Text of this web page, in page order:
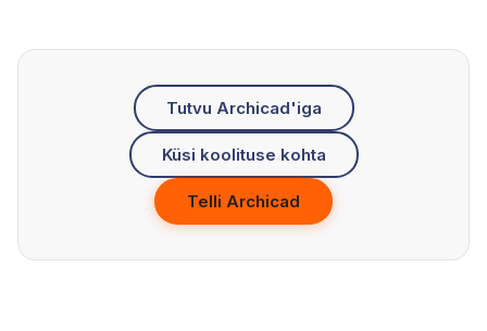
Tutvu Archicad'iga
Küsi koolituse kohta
Telli Archicad